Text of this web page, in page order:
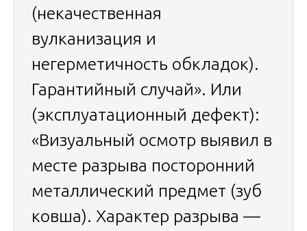
(некачественная
вулканизация и
негерметичность обкладок).
Гарантийный случай». Или
(эксплуатационный дефект):
«Визуальный осмотр выявил в
месте разрыва посторонний
металлический предмет (зуб
ковша). Характер разрыва —